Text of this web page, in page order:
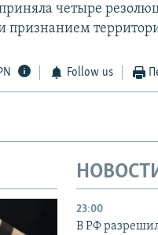
четыре
признанием
Follow us
23:00
В РФ